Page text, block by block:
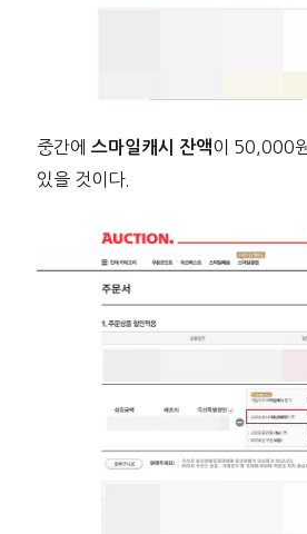
중간에 스마일캐시 잔액 이 50,000
있을 것이다.